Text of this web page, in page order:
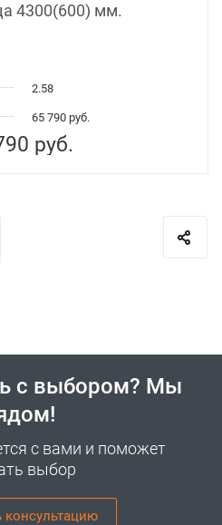
4300(600) мм.
2.58
65 790 руб.
руб.
с выбором? Мы
с вами и поможет
выбор
консультацию